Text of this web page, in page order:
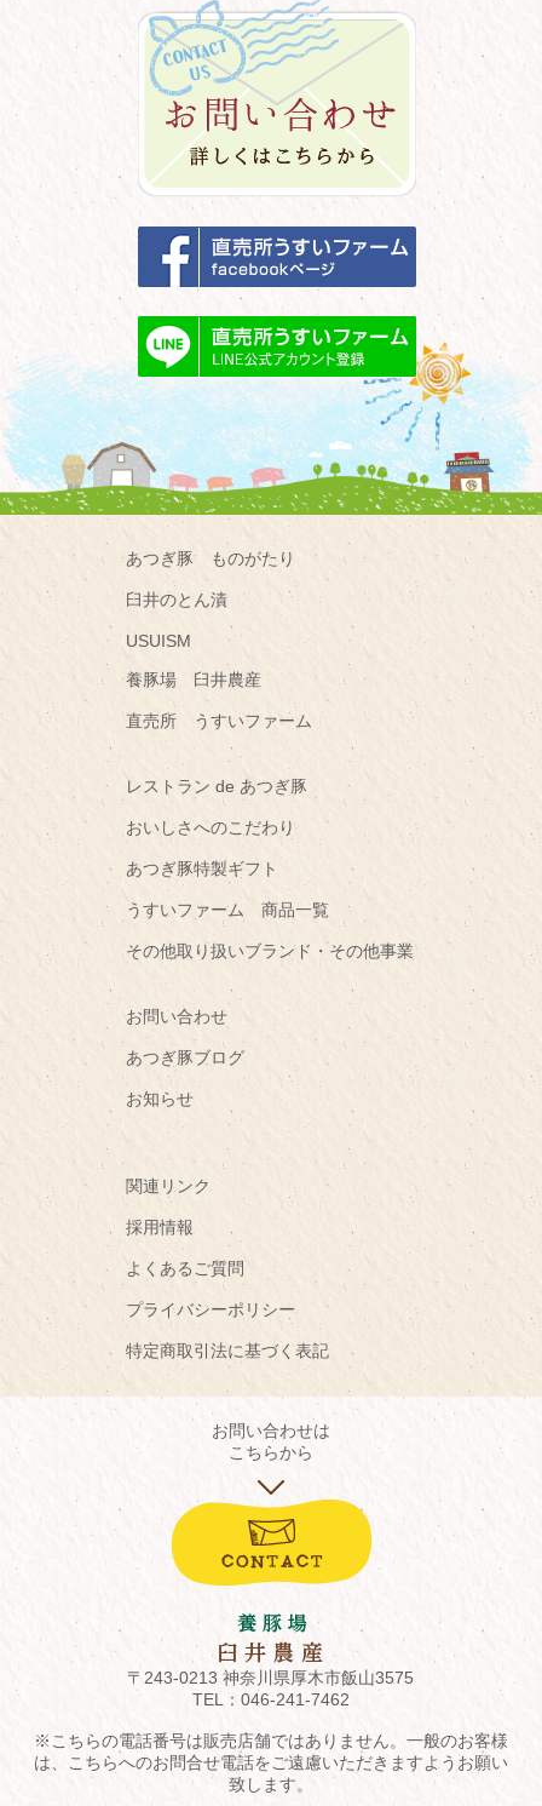
あつぎ豚 ものがたり
臼井のとん漬
USUISM
養豚場 臼井農産
直売所 うすいファーム
レストラン de あつぎ豚
おいしさへのこだわり
あつぎ豚特製ギフト
うすいファーム 商品一覧
その他取り扱いブランド・その他事業
お問い合わせ
あつぎ豚ブログ
お知らせ
関連リンク
採用情報
よくあるご質問
プライバシーポリシー
特定商取引法に基づく表記
お問い合わせは
こちらから
〒243-0213 神奈川県厚木市飯山3575
TEL： 046-241-7462
※こちらの電話番号は販売店舗ではありません。一般のお客様
は、こちらへのお問合せ電話をご遠慮いただきますようお願い
致します。